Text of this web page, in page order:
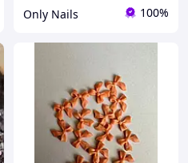
Only Nails 100%